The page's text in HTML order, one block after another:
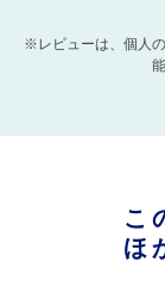
※レビューは、個人
こ
ほ